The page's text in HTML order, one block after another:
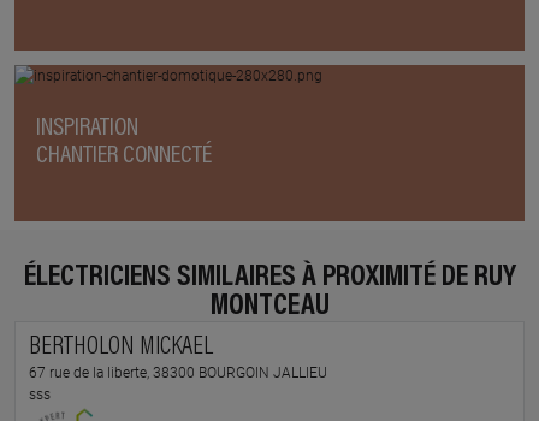
INSPIRATION
CHANTIER CONNECTÉ
ÉLECTRICIENS SIMILAIRES À PROXIMITÉ DE RUY
MONTCEAU
BERTHOLON MICKAEL
67 rue de la liberte, 38300 BOURGOIN JALLIEU
sss